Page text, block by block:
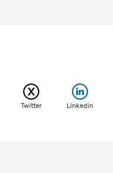
Twitter Linkedin